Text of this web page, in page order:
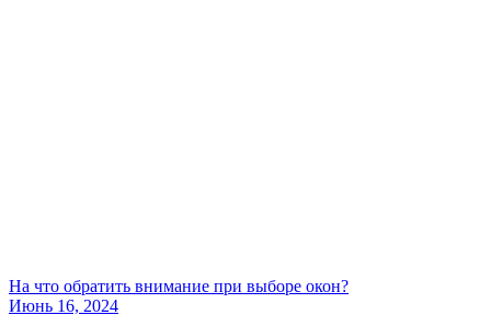
На что обратить внимание при выборе окон?
Июнь 16, 2024